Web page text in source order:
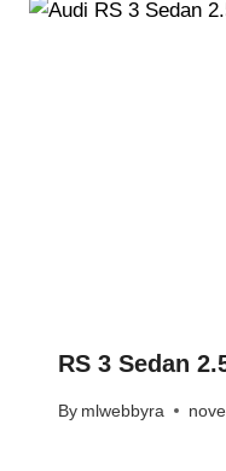
RS 3 Sedan
By mlwebbyra